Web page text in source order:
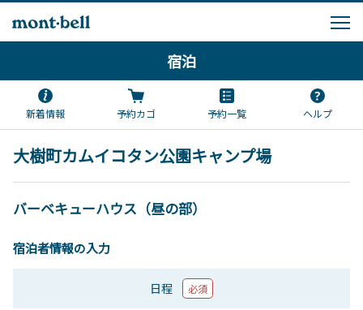
宿泊
新着情報 予約カゴ 予約一覧 ヘルプ
大樹町カムイコタン公園キャンプ場
バーベキューハウス（昼の部）
宿泊者情報の入力
日程 必須